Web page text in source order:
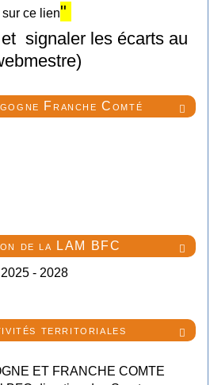

Franche Comté

de la LAM BFC
- 2028

territoriales
ET FRANCHE COMTE
sur ce lien"
signaler les écarts au